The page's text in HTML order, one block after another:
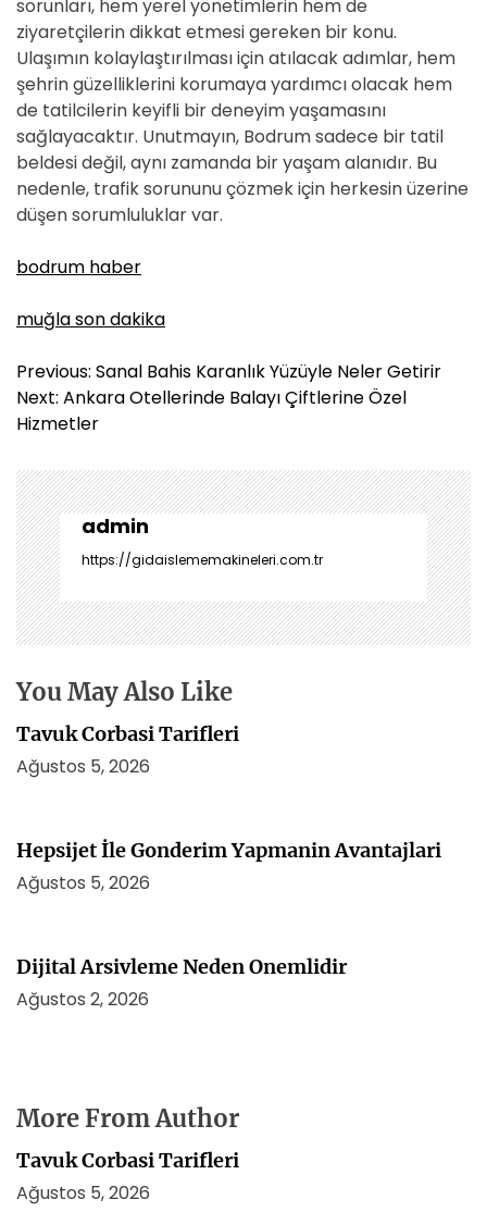
sorunları, hem yerel yönetimlerin hem de
ziyaretçilerin dikkat etmesi gereken bir konu.
Ulaşımın kolaylaştırılması için atılacak adımlar, hem
şehrin güzelliklerini korumaya yardımcı olacak hem
de tatilcilerin keyifli bir deneyim yaşamasını
sağlayacaktır. Unutmayın, Bodrum sadece bir tatil
beldesi değil, aynı zamanda bir yaşam alanıdır. Bu
nedenle, trafik sorununu çözmek için herkesin üzerine
düşen sorumluluklar var.
bodrum haber
muğla son dakika
Y
a
z
g
e
z
i
n
m
e
i
Previous: Sanal Bahis Karanlık Yüzüyle Neler Getirir
Next: Ankara Otellerinde Balayı Çiftlerine Özel
Hizmetler
admin
https://gidaislememakineleri.com.tr
You May Also Like
Tavuk Corbasi Tarifleri
Ağustos 5, 2026
Hepsijet İle Gonderim Yapmanin Avantajlari
Ağustos 5, 2026
Dijital Arsivleme Neden Onemlidir
Ağustos 2, 2026
More From Author
Tavuk Corbasi Tarifleri
Ağustos 5, 2026